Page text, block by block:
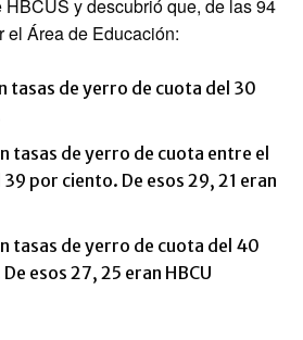
y descubrió que, de las 94
el Área de Educación:
tasas de yerro de cuota del 30
tasas de yerro de cuota entre el
por ciento. De esos 29, 21 eran
tasas de yerro de cuota del 40
esos 27, 25 eran HBCU